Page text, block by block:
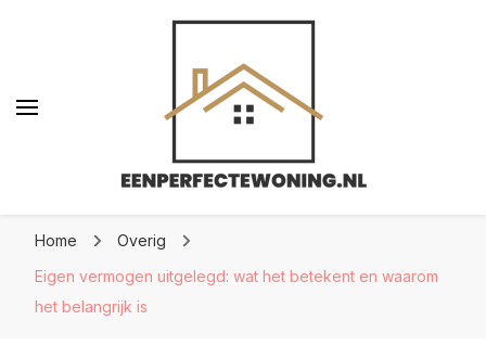
Home
Overig
Eigen vermogen uitgelegd: wat het betekent en waarom
het belangrijk is